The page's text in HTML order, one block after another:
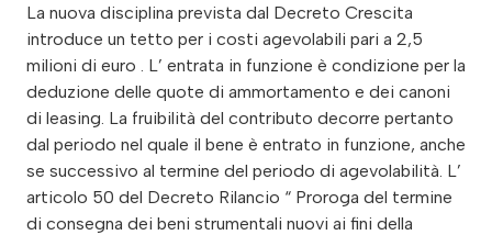
La nuova disciplina prevista dal Decreto Crescita
introduce un tetto per i costi agevolabili pari a 2,5
milioni di euro . L’ entrata in funzione è condizione per la
deduzione delle quote di ammortamento e dei canoni
di leasing. La fruibilità del contributo decorre pertanto
dal periodo nel quale il bene è entrato in funzione, anche
se successivo al termine del periodo di agevolabilità. L’
articolo 50 del Decreto Rilancio “ Proroga del termine
di consegna dei beni strumentali nuovi ai fini della